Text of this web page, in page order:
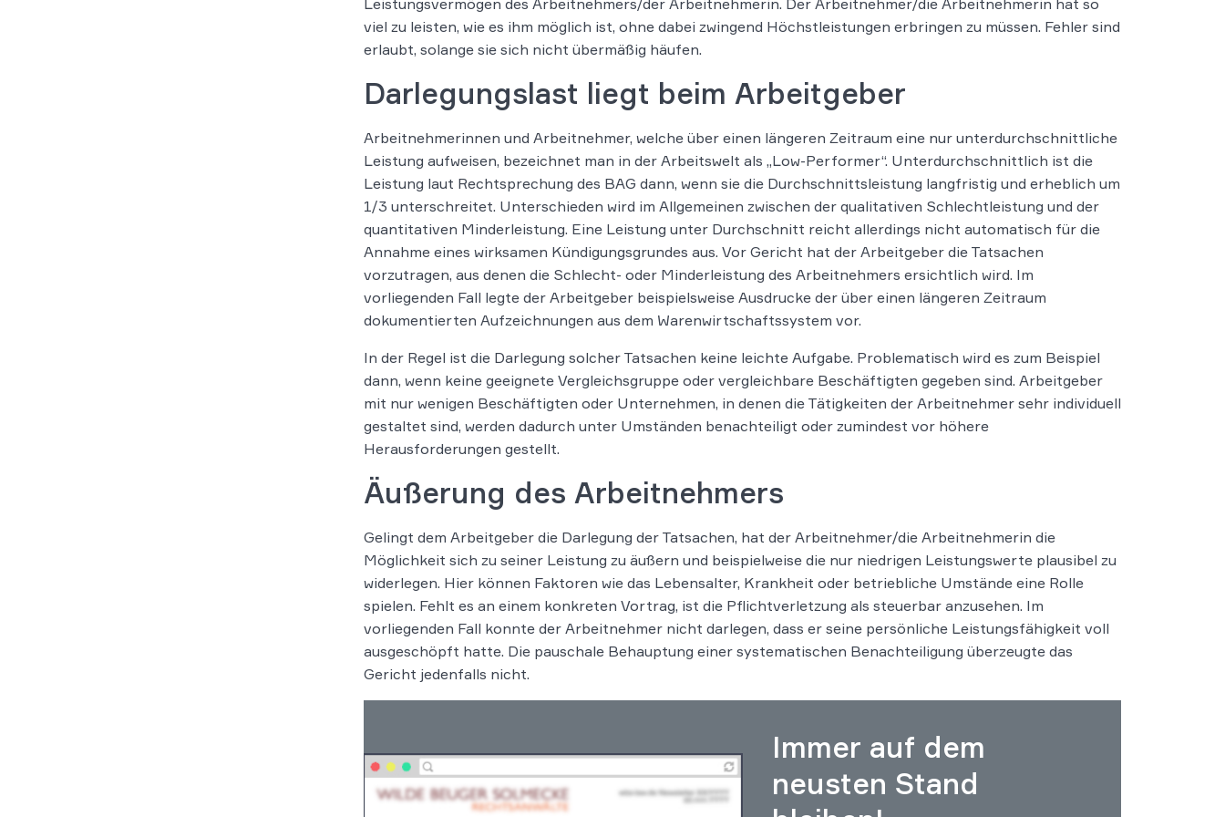
viel zu leisten, wie es ihm möglich ist, ohne dabei zwingend Höchstleistungen erbringen zu müssen. Fehler sind
erlaubt, solange sie sich nicht übermäßig häufen.
Darlegungslast liegt beim Arbeitgeber
Arbeitnehmerinnen und Arbeitnehmer, welche über einen längeren Zeitraum eine nur unterdurchschnittliche
Leistung aufweisen, bezeichnet man in der Arbeitswelt als „Low-Performer“. Unterdurchschnittlich ist die
Leistung laut Rechtsprechung des BAG dann, wenn sie die Durchschnittsleistung langfristig und erheblich um
1/3 unterschreitet. Unterschieden wird im Allgemeinen zwischen der qualitativen Schlechtleistung und der
quantitativen Minderleistung. Eine Leistung unter Durchschnitt reicht allerdings nicht automatisch für die
Annahme eines wirksamen Kündigungsgrundes aus. Vor Gericht hat der Arbeitgeber die Tatsachen
vorzutragen, aus denen die Schlecht- oder Minderleistung des Arbeitnehmers ersichtlich wird. Im
vorliegenden Fall legte der Arbeitgeber beispielsweise Ausdrucke der über einen längeren Zeitraum
dokumentierten Aufzeichnungen aus dem Warenwirtschaftssystem vor.
In der Regel ist die Darlegung solcher Tatsachen keine leichte Aufgabe. Problematisch wird es zum Beispiel
dann, wenn keine geeignete Vergleichsgruppe oder vergleichbare Beschäftigten gegeben sind. Arbeitgeber
mit nur wenigen Beschäftigten oder Unternehmen, in denen die Tätigkeiten der Arbeitnehmer sehr individuell
gestaltet sind, werden dadurch unter Umständen benachteiligt oder zumindest vor höhere
Herausforderungen gestellt.
Äußerung des Arbeitnehmers
Gelingt dem Arbeitgeber die Darlegung der Tatsachen, hat der Arbeitnehmer/die Arbeitnehmerin die
Möglichkeit sich zu seiner Leistung zu äußern und beispielweise die nur niedrigen Leistungswerte plausibel zu
widerlegen. Hier können Faktoren wie das Lebensalter, Krankheit oder betriebliche Umstände eine Rolle
spielen. Fehlt es an einem konkreten Vortrag, ist die Pflichtverletzung als steuerbar anzusehen. Im
vorliegenden Fall konnte der Arbeitnehmer nicht darlegen, dass er seine persönliche Leistungsfähigkeit voll
ausgeschöpft hatte. Die pauschale Behauptung einer systematischen Benachteiligung überzeugte das
Gericht jedenfalls nicht.
Immer auf dem
neusten Stand